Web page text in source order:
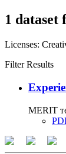
1 dataset
Licenses:
Filter Results
MERIT